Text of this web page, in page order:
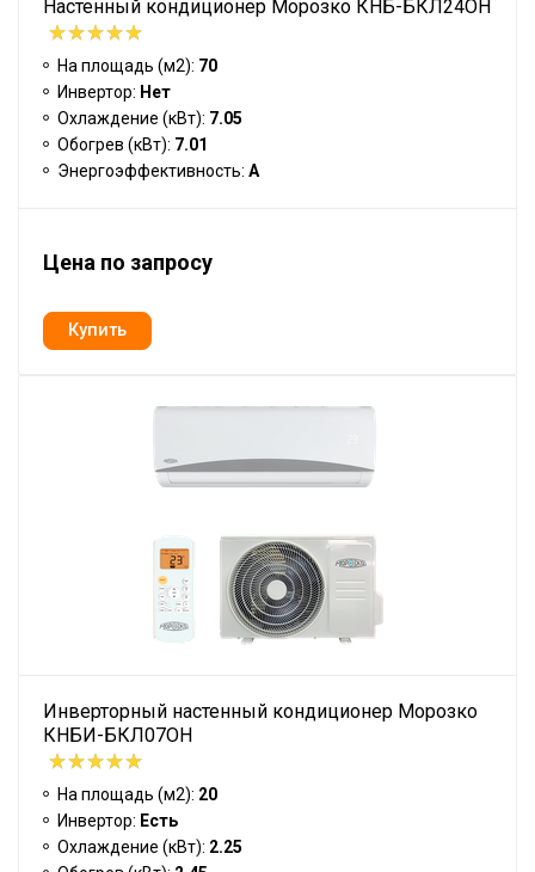
Настенный кондиционер Морозко КНБ-БКЛ24ОН
На площадь (м2): 70
Инвертор: Нет
Охлаждение (кВт): 7.05
Обогрев (кВт): 7.01
Энергоэффективность: A
Цена по запросу
Инверторный настенный кондиционер Морозко
КНБИ-БКЛ07ОН
На площадь (м2): 20
Инвертор: Есть
Охлаждение (кВт): 2.25